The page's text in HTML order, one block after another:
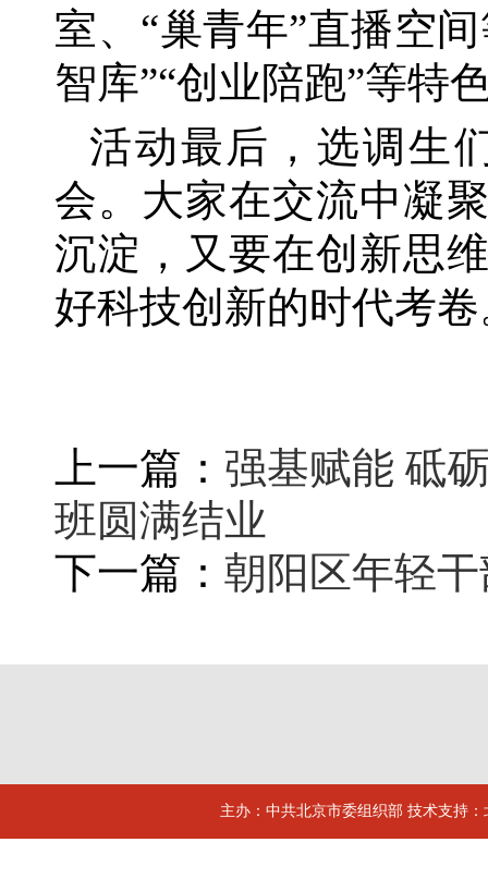
室、“巢青年”直播空
智库”“创业陪跑”等特
活动最后，选调生
会。大家在交流中凝
沉淀，又要在创新思
好科技创新的时代考
上一篇： 强基赋能 砥
班圆满结业
下一篇： 朝阳区年轻
主办：中共北京市委组织部 技术支持